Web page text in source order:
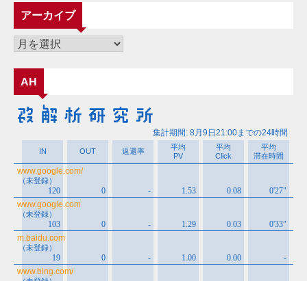
ゴ
リ
ー
アーカイブ
ア
カ
イ
ブ
AH